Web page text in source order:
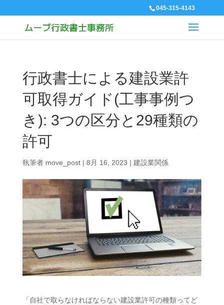
045-315-4143
行政書士による建設業許
可取得ガイド(工事事例つ
き): 3つの区分と29種類の
許可
執筆者 move_post| 8月 16, 2023 | 建設業関係
「自社で取らなければならない建設業許可の種類ってど